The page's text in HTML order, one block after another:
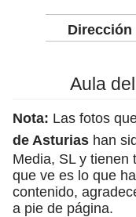
Aula
Nota: Las fotos
de Asturias han
Media, SL y tienen
que ve es lo que
contenido,
a pie de página.